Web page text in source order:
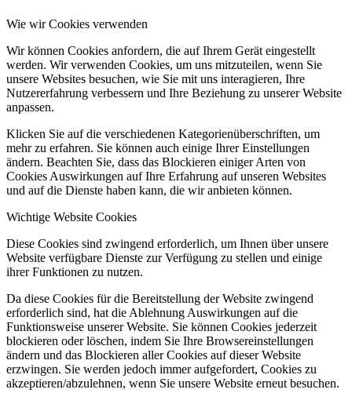
Wie wir Cookies verwenden
Wir können Cookies anfordern, die auf Ihrem Gerät eingestellt
werden. Wir verwenden Cookies, um uns mitzuteilen, wenn Sie
unsere Websites besuchen, wie Sie mit uns interagieren, Ihre
Nutzererfahrung verbessern und Ihre Beziehung zu unserer Website
anpassen.
Klicken Sie auf die verschiedenen Kategorienüberschriften, um
mehr zu erfahren. Sie können auch einige Ihrer Einstellungen
ändern. Beachten Sie, dass das Blockieren einiger Arten von
Cookies Auswirkungen auf Ihre Erfahrung auf unseren Websites
und auf die Dienste haben kann, die wir anbieten können.
Wichtige Website Cookies
Diese Cookies sind zwingend erforderlich, um Ihnen über unsere
Website verfügbare Dienste zur Verfügung zu stellen und einige
ihrer Funktionen zu nutzen.
Da diese Cookies für die Bereitstellung der Website zwingend
erforderlich sind, hat die Ablehnung Auswirkungen auf die
Funktionsweise unserer Website. Sie können Cookies jederzeit
blockieren oder löschen, indem Sie Ihre Browsereinstellungen
ändern und das Blockieren aller Cookies auf dieser Website
erzwingen. Sie werden jedoch immer aufgefordert, Cookies zu
akzeptieren/abzulehnen, wenn Sie unsere Website erneut besuchen.